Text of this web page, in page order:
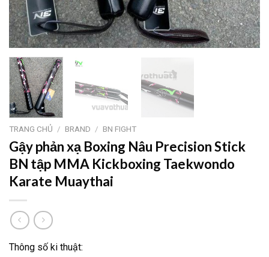
TRANG CHỦ / BRAND / BN FIGHT
Gậy phản xạ Boxing Nâu Precision Stick
BN tập MMA Kickboxing Taekwondo
Karate Muaythai
Thông số ki thuật: